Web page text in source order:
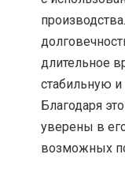
длительное
стабильную
Благодаря
уверены в
возможных